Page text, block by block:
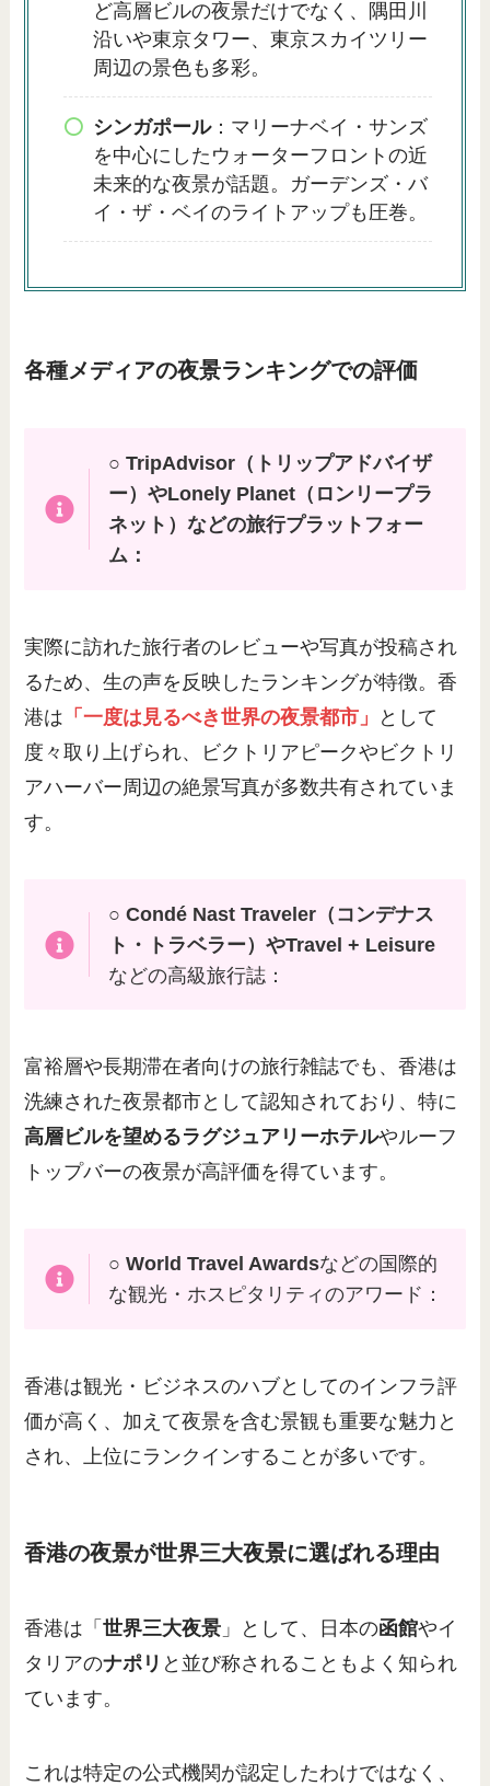
ど高層ビルの夜景だけでなく、隅田川
沿いや東京タワー、東京スカイツリー
周辺の景色も多彩。
シンガポール：マリーナベイ・サンズ
を中心にしたウォーターフロントの近
未来的な夜景が話題。ガーデンズ・バ
イ・ザ・ベイのライトアップも圧巻。
各種メディアの夜景ランキングでの評価
○ TripAdvisor（トリップアドバイザ
ー）やLonely Planet（ロンリープラ
ネット）などの旅行プラットフォー
ム：
実際に訪れた旅行者のレビューや写真が投稿され
るため、生の声を反映したランキングが特徴。香
港は 「一度は見るべき世界の夜景都市」
として
度々取り上げられ、ビクトリアピークやビクトリ
アハーバー周辺の絶景写真が多数共有されていま
す。
○ Condé Nast Traveler（コンデナス
ト・トラベラー）やTravel + Leisure
などの高級旅行誌：
富裕層や長期滞在者向けの旅行雑誌でも、香港は
洗練された夜景都市として認知されており、特に
高層ビルを望めるラグジュアリーホテルやルーフ
トップバーの夜景が高評価を得ています。
○ World Travel Awardsなどの国際的
な観光・ホスピタリティのアワード：
香港は観光・ビジネスのハブとしてのインフラ評
価が高く、加えて夜景を含む景観も重要な魅力と
され、上位にランクインすることが多いです。
香港の夜景が世界三大夜景に選ばれる理由
香港は「世界三大夜景 」として、日本の函館やイ
タリアのナポリ と並び称されることもよく知られ
ています。
これは特定の公式機関が認定したわけではなく、